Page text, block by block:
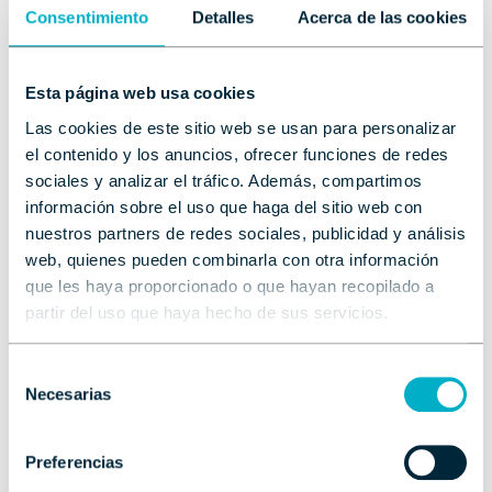
Consentimiento Detalles Acerca de las cookies
Esta página web usa cookies
Las cookies de este sitio web se usan para personalizar
el contenido y los anuncios, ofrecer funciones de redes
sociales y analizar el tráfico. Además, compartimos
información sobre el uso que haga del sitio web con
nuestros partners de redes sociales, publicidad y análisis
web, quienes pueden combinarla con otra información
que les haya proporcionado o que hayan recopilado a
partir del uso que haya hecho de sus servicios.
Necesarias
Preferencias